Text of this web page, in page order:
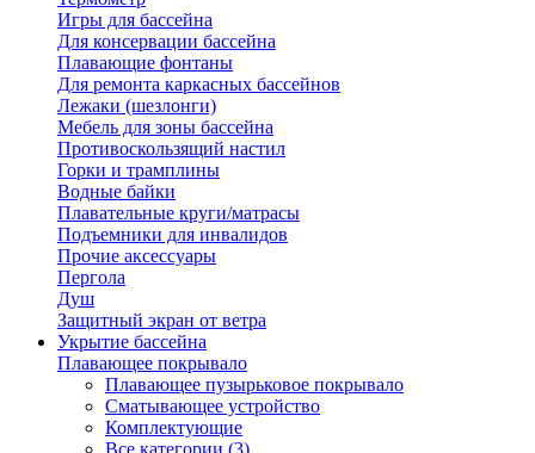
Игры для бассейна
Для консервации бассейна
Плавающие фонтаны
Для ремонта каркасных бассейнов
Лежаки (шезлонги)
Мебель для зоны бассейна
Противоскользящий настил
Горки и трамплины
Водные байки
Плавательные круги/матрасы
Подъемники для инвалидов
Прочие аксессуары
Пергола
Душ
Защитный экран от ветра
Укрытие бассейна
Плавающее покрывало
Плавающее пузырьковое покрывало
Сматывающее устройство
Комплектующие
Все категории (3)